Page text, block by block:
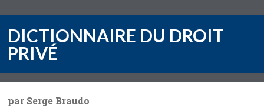
DICTIONNAIRE DU DROIT
PRIVÉ
par Serge Braudo